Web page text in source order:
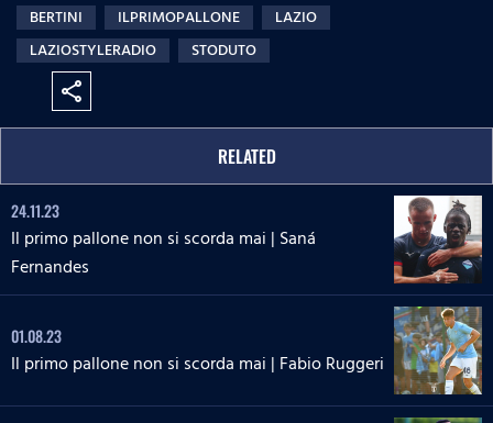
BERTINI ILPRIMOPALLONE
LAZIO
LAZIOSTYLERADIO
STODUTO
share
RELATED
24.11.23
Il primo pallone non si scorda mai | Saná
Fernandes
01.08.23
Il primo pallone non si scorda mai | Fabio Ruggeri